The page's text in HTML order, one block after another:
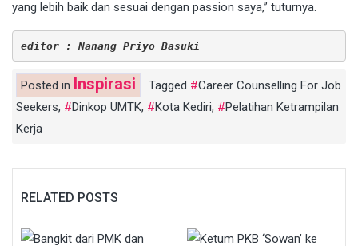
yang lebih baik dan sesuai dengan passion saya,” tuturnya.
editor : Nanang Priyo Basuki
Posted in Inspirasi Tagged
Career Counselling For Job
Seekers, Dinkop UMTK, Kota Kediri,
Pelatihan Ketrampilan
Kerja
RELATED POSTS